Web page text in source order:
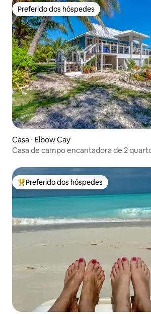
Preferido dos hóspedes
Preferido dos hóspedes
Casa ⋅ Elbow Cay
Casa de campo encantadora de 2
Entre os melhores preferidos dos
Preferido dos hóspedes